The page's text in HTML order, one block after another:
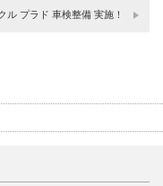
ル プラド 車検整備 実施！